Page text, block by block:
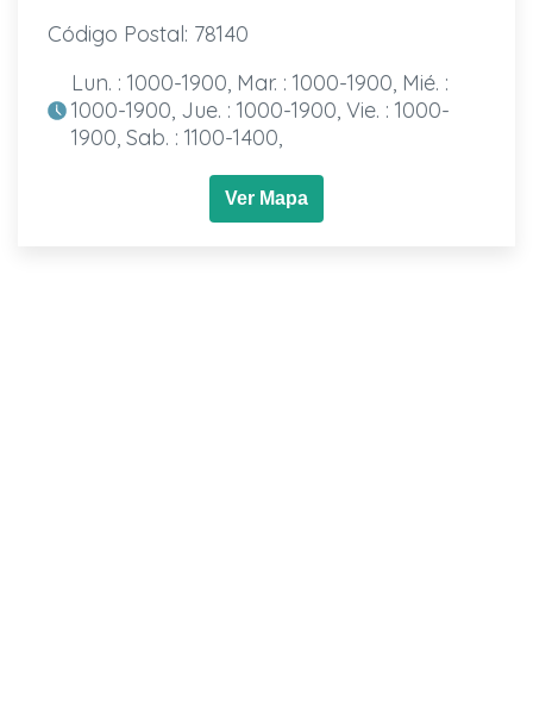
Código Postal: 78140
Lun. : 1000-1900, Mar. : 1000-1900, Mié. :
1000-1900, Jue. : 1000-1900, Vie. : 1000-
1900, Sab. : 1100-1400,
Ver Mapa